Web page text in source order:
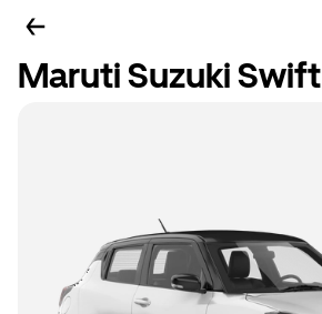
Maruti Suzuki Swift